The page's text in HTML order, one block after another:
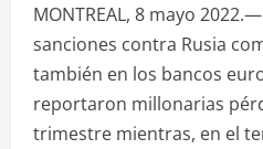
MONTREAL, 8 mayo
sanciones contra Rusia
también en los bancos
reportaron millonarias
trimestre mientras, en el